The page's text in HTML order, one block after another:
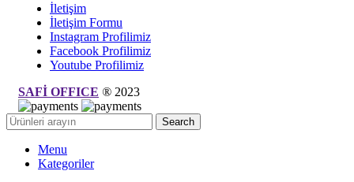
İletişim
İletişim Formu
Instagram Profilimiz
Facebook Profilimiz
Youtube Profilimiz
SAFİ OFFICE ® 2023
Search
Menu
Kategoriler